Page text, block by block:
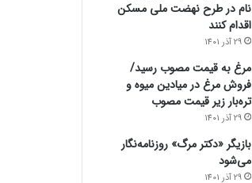
نام در طرح نهضت ملی مسکن
اقدام کنند
29 آذر 1401
مرغ به قیمت مصوب رسید/
فروش مرغ در میادین میوه و
تره‌بار زیر قیمت مصوب
29 آذر 1401
بازیگر «دکتر مرگ» روزنامه‌نگار
می‌شود
29 آذر 1401